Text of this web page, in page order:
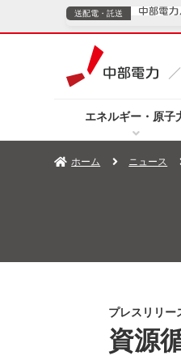
エネルギー・原子
送配電・託送
TOPページへ
TOPページへ
ホーム ニュース
プレスリリー
資源